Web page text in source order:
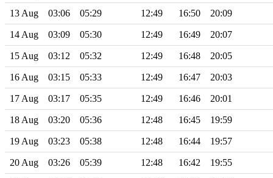
13 Aug 03:06 05:29 12:49 16:50 20:09
14 Aug 03:09 05:30 12:49 16:49 20:07
15 Aug 03:12 05:32 12:49 16:48 20:05
16 Aug 03:15 05:33 12:49 16:47 20:03
17 Aug 03:17 05:35 12:49 16:46 20:01
18 Aug 03:20 05:36 12:48 16:45 19:59
19 Aug 03:23 05:38 12:48 16:44 19:57
20 Aug 03:26 05:39 12:48 16:42 19:55